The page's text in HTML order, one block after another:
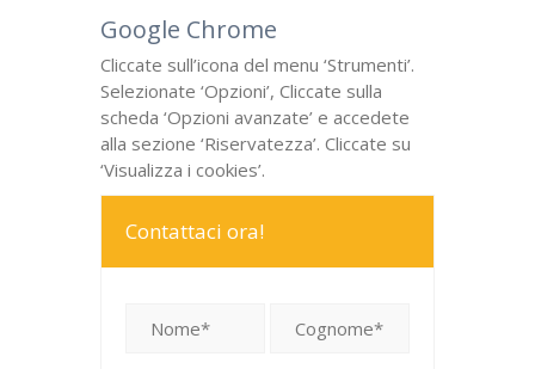
Google Chrome
Cliccate sull’icona del menu ‘Strumenti’.
Selezionate ‘Opzioni’, Cliccate sulla
scheda ‘Opzioni avanzate’ e accedete
alla sezione ‘Riservatezza’. Cliccate su
‘Visualizza i cookies’.
Contattaci ora!
Si prega di lasciare vuoto questo campo.